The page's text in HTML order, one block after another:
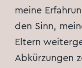
meine
den Sinn,
Eltern
Abkürzungen